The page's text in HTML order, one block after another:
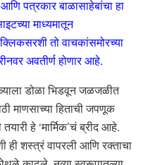
पत्रकार बाळासाहेबांचा हा
माध्यमातून
तो वाचकांसमोरच्या
अवतीर्ण होणार आहे.
डोळा भिडवून जळजळीत
माणसाच्या हिताची जपणूक
हे ‘मार्मिक’चं ब्रीद आहे.
ही शस्त्रं वापरली आणि रक्ताचा